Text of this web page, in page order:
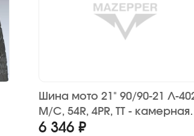
Шина мото 21" 90/90-21 Л-
M/C, 54R, 4PR, ТТ - камерная
шина, (без камеры)
6 346 ₽